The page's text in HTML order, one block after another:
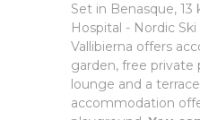
Set in Benasque,
Hospital - Nordic
Vallibierna offers
garden, free private
lounge and a
accommodation